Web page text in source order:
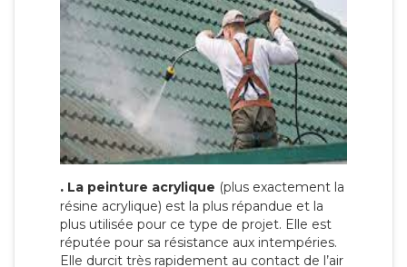
. La peinture acrylique (plus exactement la
résine acrylique) est la plus répandue et la
plus utilisée pour ce type de projet. Elle est
réputée pour sa résistance aux intempéries.
Elle durcit très rapidement au contact de l’air